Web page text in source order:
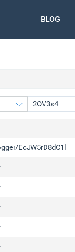
BLOG
EcJW5rD8dC1l